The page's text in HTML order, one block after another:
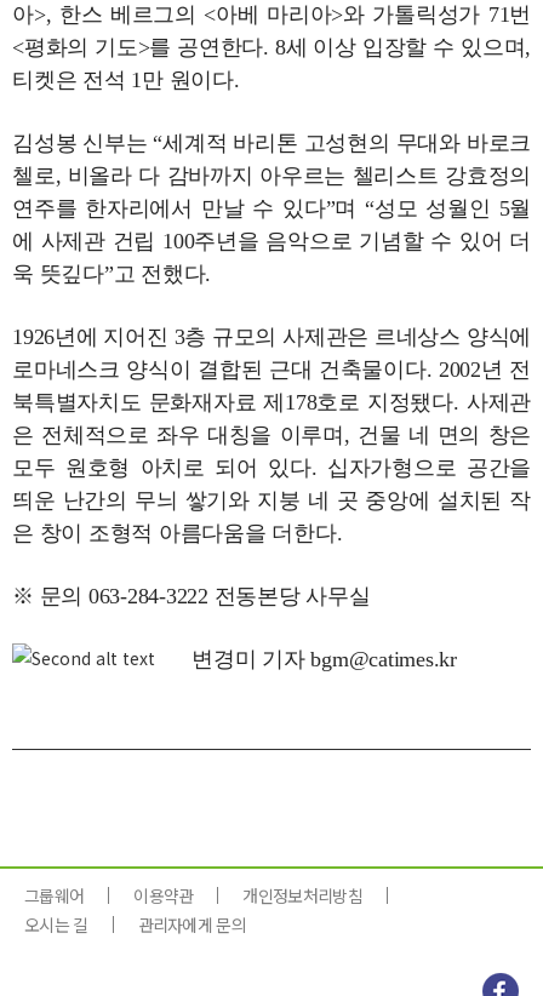
아>, 한스 베르그의 <아베 마리아>와 가톨릭성가 71번
<평화의 기도>를 공연한다. 8세 이상 입장할 수 있으며,
티켓은 전석 1만 원이다.
김성봉 신부는 “세계적 바리톤 고성현의 무대와 바로크
첼로, 비올라 다 감바까지 아우르는 첼리스트 강효정의
연주를 한자리에서 만날 수 있다”며 “성모 성월인 5월
에 사제관 건립 100주년을 음악으로 기념할 수 있어 더
욱 뜻깊다”고 전했다.
1926년에 지어진 3층 규모의 사제관은 르네상스 양식에
로마네스크 양식이 결합된 근대 건축물이다. 2002년 전
북특별자치도 문화재자료 제178호로 지정됐다. 사제관
은 전체적으로 좌우 대칭을 이루며, 건물 네 면의 창은
모두 원호형 아치로 되어 있다. 십자가형으로 공간을
띄운 난간의 무늬 쌓기와 지붕 네 곳 중앙에 설치된 작
은 창이 조형적 아름다움을 더한다.
※ 문의 063-284-3222 전동본당 사무실
변경미 기자 bgm@catimes.kr
그룹웨어 이용약관
개인정보처리방침
오시는 길
관리자에게 문의